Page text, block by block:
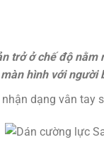
trở ở chế độ
hình với
dạng vân tay